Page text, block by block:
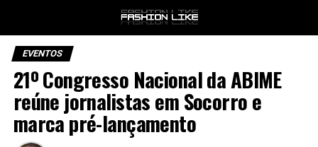
EVENTOS
21º Congresso Nacional da ABIME
reúne jornalistas em Socorro e
marca pré-lançamento